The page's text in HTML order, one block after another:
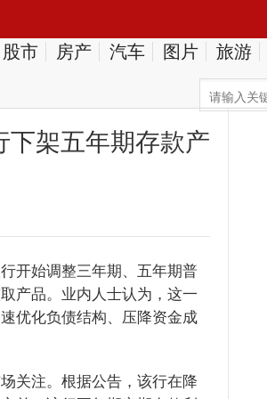
股市 房产 汽车 图片 旅游
下架五年期存款产
开始调整三年期、五年期普
产品。业内人士认为，这一
优化负债结构、压降资金成
关注。根据公告，该行在降